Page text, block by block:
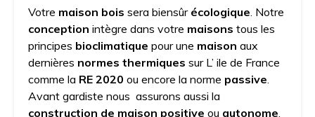
Votre maison bois sera biensûr écologique . Notre
conception intègre dans votre maisons tous les
principes bioclimatique pour une maison aux
dernières normes thermiques sur L’ ile de France
comme la RE 2020 ou encore la norme passive
Avant gardiste nous assurons aussi la
construction de maison positive ou autonome